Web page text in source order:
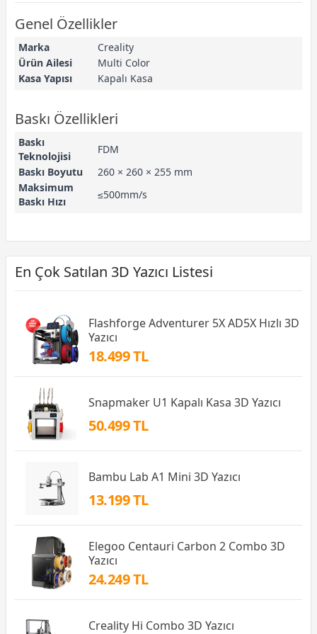
Genel Özellikler
Marka
Creality
Ürün Ailesi
Multi Color
Kasa Yapısı
Kapalı Kasa
Baskı Özellikleri
Baskı
Teknolojisi
FDM
Baskı Boyutu
260 × 260 × 255 mm
Maksimum
Baskı Hızı
≤500mm/s
En Çok Satılan 3D Yazıcı Listesi
Flashforge Adventurer 5X AD5X Hızlı 3D
Yazıcı
18.499 TL
Snapmaker U1 Kapalı Kasa 3D Yazıcı
50.499 TL
Bambu Lab A1 Mini 3D Yazıcı
13.199 TL
Elegoo Centauri Carbon 2 Combo 3D
Yazıcı
24.249 TL
Creality Hi Combo 3D Yazıcı